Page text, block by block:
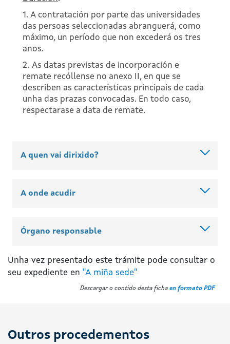
1. A contratación por parte das universidades
das persoas seleccionadas abranguerá, como
máximo, un período que non excederá os tres
anos.
2. As datas previstas de incorporación e
remate recóllense no anexo II, en que se
describen as características principais de cada
unha das prazas convocadas. En todo caso,
respectarase a data de remate.
A quen vai dirixido?
A onde acudir
Órgano responsable
Unha vez presentado este trámite pode consultar o
seu expediente en "A miña sede"
Descargar o contido desta ficha en formato PDF
Outros procedementos